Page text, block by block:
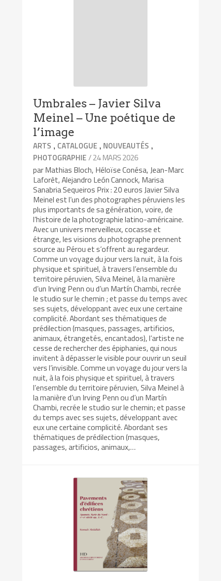
Umbrales – Javier Silva
Meinel – Une poétique de
l’image
ARTS , CATALOGUE , NOUVEAUTÉS ,
PHOTOGRAPHIE/ 24 MARS 2026
par Mathias Bloch, Héloïse Conésa, Jean-Marc
Laforêt, Alejandro León Cannock, Marisa
Sanabria Sequeiros Prix : 20 euros Javier Silva
Meinel est l’un des photographes péruviens les
plus importants de sa génération, voire, de
l’histoire de la photographie latino-américaine.
Avec un univers merveilleux, cocasse et
étrange, les visions du photographe prennent
source au Pérou et s’offrent au regardeur.
Comme un voyage du jour vers la nuit, à la fois
physique et spirituel, à travers l’ensemble du
territoire péruvien, Silva Meinel, à la manière
d’un Irving Penn ou d’un Martín Chambi, recrée
le studio sur le chemin ; et passe du temps avec
ses sujets, développant avec eux une certaine
complicité. Abordant ses thématiques de
prédilection (masques, passages, artificios,
animaux, étrangetés, encantados), l’artiste ne
cesse de rechercher des épiphanies, qui nous
invitent à dépasser le visible pour ouvrir un seuil
vers l’invisible. Comme un voyage du jour vers la
nuit, à la fois physique et spirituel, à travers
l’ensemble du territoire péruvien, Silva Meinel à
la manière d’un Irving Penn ou d’un Martín
Chambi, recrée le studio sur le chemin; et passe
du temps avec ses sujets, développant avec
eux une certaine complicité. Abordant ses
thématiques de prédilection (masques,
passages, artificios, animaux,…